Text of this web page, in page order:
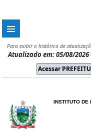
Para exibir o histórico de
Atualizado em: 05/08/2026
INSTITUTO DE